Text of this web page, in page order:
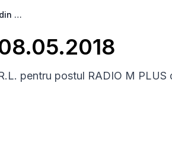
Decizia nr. 294 din 08.05.2018
pentru postul RADIO M PLUS